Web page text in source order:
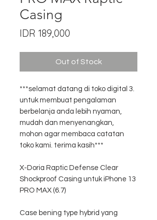
Casing
IDR 189,000
Out of Stock
***selamat datang di toko digital 3.
untuk membuat pengalaman
berbelanja anda lebih nyaman,
mudah dan menyenangkan,
mohon agar membaca catatan
toko kami. terima kasih***
X-Doria Raptic Defense Clear
Shockproof Casing untuk iPhone 13
PRO MAX (6.7)
Case bening type hybrid yang